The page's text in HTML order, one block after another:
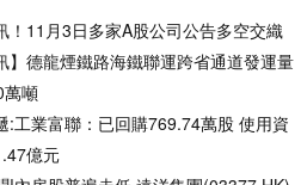
！11月3日多家A股公司公告多空交織
】德龍煙鐵路海鐵聯運跨省通道發運量
萬噸
:工業富聯：已回購769.74萬股 使用資
億元